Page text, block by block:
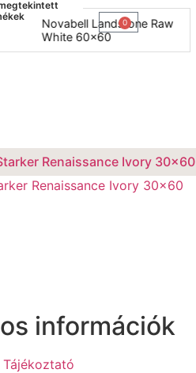
Landstone Raw
60x60
0
Renaissance Ivory 30×60
információk